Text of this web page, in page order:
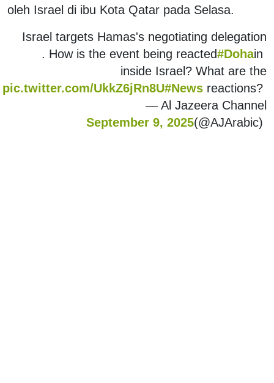
oleh Israel di ibu Kota Qatar pada Selasa.
Israel targets Hamas's negotiating delegation
in
#Doha
. How is the event being reacted
inside Israel? What are the
reactions?
#News
pic.twitter.com/UkkZ6jRn8U
— Al Jazeera Channel
(@AJArabic)
September 9, 2025